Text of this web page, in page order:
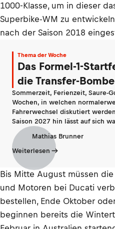
1000-Klasse, um in dieser
Superbike-WM zu
nach der Saison 2018
Thema der Woche
Das Formel-1-
die Transfer-
Sommerzeit, Ferienzeit, Saure-
Wochen, in welchen
Fahrerwechsel diskutiert
Saison 2027 hin lässt auf sich
Mathias Brunner
Weiterlesen
Bis Mitte August müssen die
und Motoren bei Ducati
bestellen, Ende Oktober
beginnen bereits die